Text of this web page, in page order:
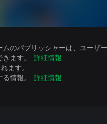
のパブリッシャーは、ユーザ
ます。
詳細情報
ます。
情報。
詳細情報